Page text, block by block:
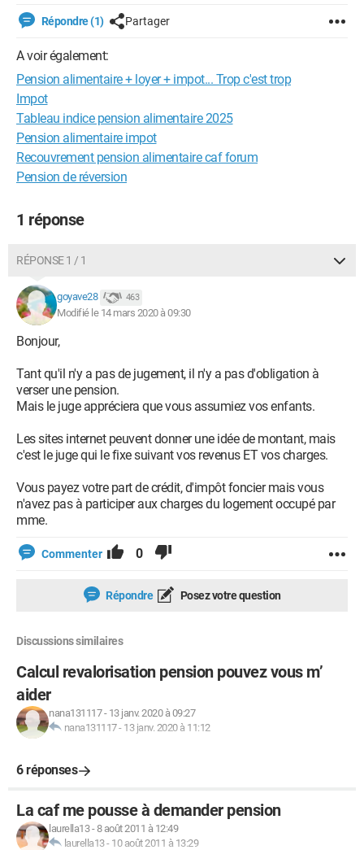
Répondre (1) Partager
A voir également:
Pension alimentaire + loyer + impot... Trop c'est trop
Impot
Tableau indice pension alimentaire 2025
Pension alimentaire impot
Recouvrement pension alimentaire caf forum
Pension de réversion
1 réponse
RÉPONSE 1 / 1
goyave28 463
Modifié le 14 mars 2020 à 09:30
Bonjour,
Tant qu'il n'y a pas de jugement, il n'y a pas d'obligation à
verser une pension.
Mais le juge appréciera que vous assumiez vos enfants.
Les sites internet peuvent donner une idée de montant, mais
c'est le juge qui le fixe suivant vos revenus ET vos charges.
Vous payez votre part de crédit, d'impôt foncier mais vous
n'avez pas à participer aux charges du logement occupé par
mme.
Commenter 0
Répondre Posez votre question
Discussions similaires
Calcul revalorisation pension pouvez vous m’
aider
nana131117- 13 janv. 2020 à 09:27
nana131117- 13 janv. 2020 à 11:12
6 réponses
La caf me pousse à demander pension
laurella13-8 août 2011 à 12:49
laurella13- 10 août 2011 à 13:29